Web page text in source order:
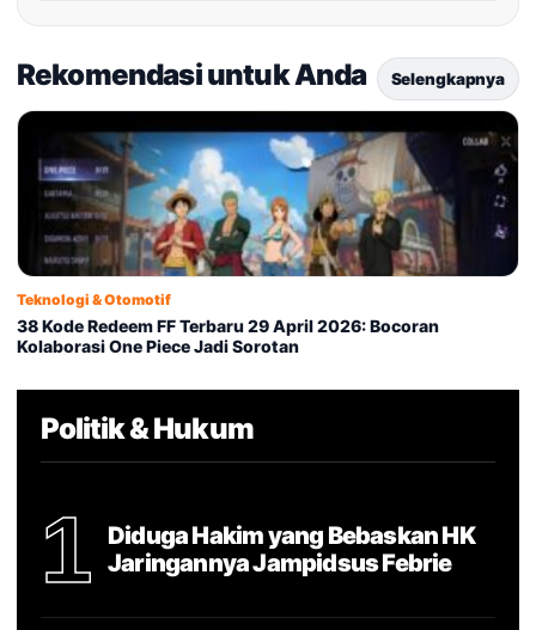
Rekomendasi untuk Anda Selengkapnya
Teknologi & Otomotif
38 Kode Redeem FF Terbaru 29 April 2026: Bocoran
Kolaborasi One Piece Jadi Sorotan
Politik & Hukum
1
Diduga Hakim yang Bebaskan HK
Jaringannya Jampidsus Febrie